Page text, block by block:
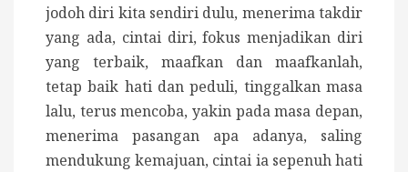
jodoh diri kita sendiri dulu, menerima takdir
yang ada, cintai diri, fokus menjadikan diri
yang terbaik, maafkan dan maafkanlah,
tetap baik hati dan peduli, tinggalkan masa
lalu, terus mencoba, yakin pada masa depan,
menerima pasangan apa adanya, saling
mendukung kemajuan, cintai ia sepenuh hati